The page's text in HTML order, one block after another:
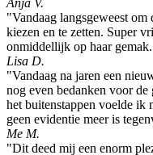
"Vandaag langsgeweest
kiezen en te zetten. Super
onmiddellijk op haar
Lisa D.
"Vandaag na jaren een
nog even bedanken voor
het buitenstappen voelde ik
geen evidentie meer is
Me M.
"Dit deed mij een enorm